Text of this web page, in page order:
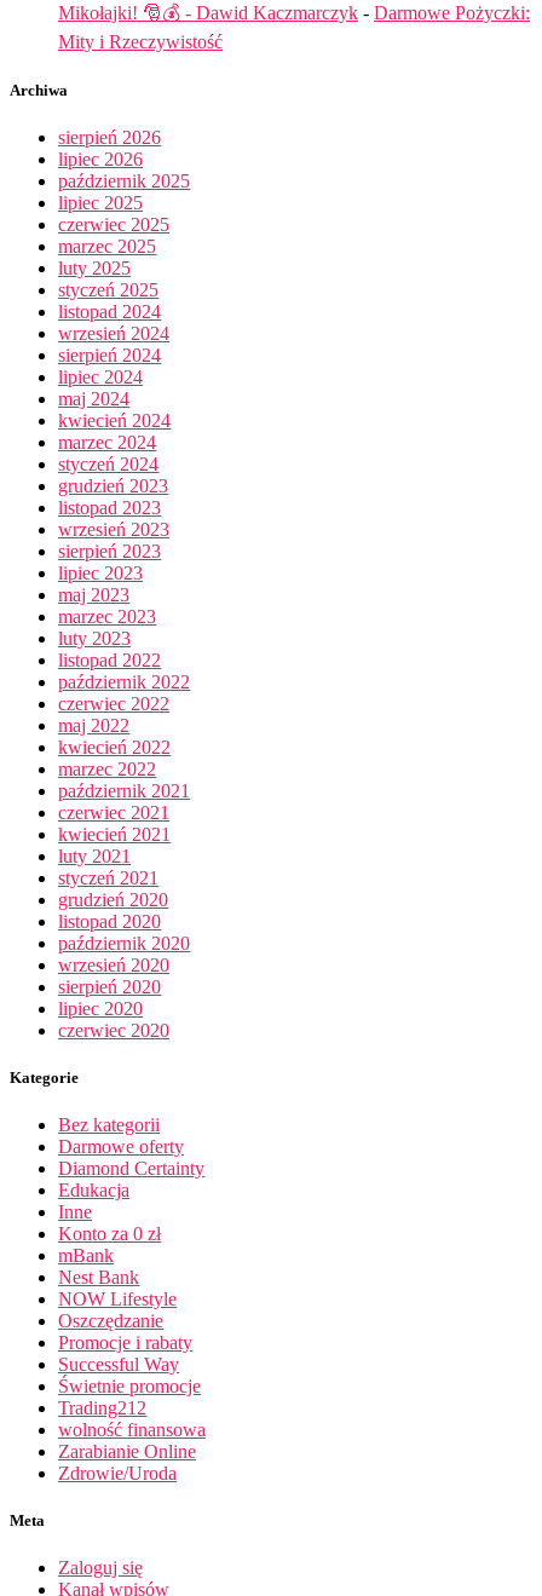
Mikołajki! 🎅💰 - Dawid Kaczmarczyk - Darmowe Pożyczki:
Mity i Rzeczywistość
Archiwa
sierpień 2026
lipiec 2026
październik 2025
lipiec 2025
czerwiec 2025
marzec 2025
luty 2025
styczeń 2025
listopad 2024
wrzesień 2024
sierpień 2024
lipiec 2024
maj 2024
kwiecień 2024
marzec 2024
styczeń 2024
grudzień 2023
listopad 2023
wrzesień 2023
sierpień 2023
lipiec 2023
maj 2023
marzec 2023
luty 2023
listopad 2022
październik 2022
czerwiec 2022
maj 2022
kwiecień 2022
marzec 2022
październik 2021
czerwiec 2021
kwiecień 2021
luty 2021
styczeń 2021
grudzień 2020
listopad 2020
październik 2020
wrzesień 2020
sierpień 2020
lipiec 2020
czerwiec 2020
Kategorie
Bez kategorii
Darmowe oferty
Diamond Certainty
Edukacja
Inne
Konto za 0 zł
mBank
Nest Bank
NOW Lifestyle
Oszczędzanie
Promocje i rabaty
Successful Way
Świetnie promocje
Trading212
wolność finansowa
Zarabianie Online
Zdrowie/Uroda
Meta
Zaloguj się
Kanał wpisów